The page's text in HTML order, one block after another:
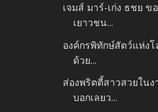
เจมส์ มาร์-เก่ง ธชย
เยาวชน...
องค์กรพิทักษ์สัตว์แห่ง
ด้วย...
ส่องพริตตี้สาวสวยใน
บอกเลยว...